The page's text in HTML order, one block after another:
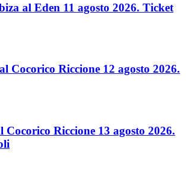
al Eden 11 agosto 2026. Ticket
Cocorico Riccione 12 agosto 2026.
Cocorico Riccione 13 agosto 2026.